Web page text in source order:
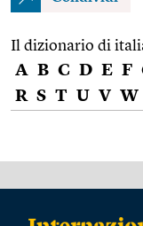
Il dizionario di
A B C D E F
R S T U V W